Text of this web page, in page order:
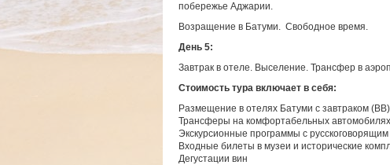
побережье Аджарии.
Возращение в Батуми. Свободное время.
День 5:
Завтрак в отеле. Выселение. Трансфер в
Стоимость тура включает в себя:
Размещение в отелях Батуми с завтраком (ВВ)
Трансферы на комфортабельных автомобилях
Экскурсионные программы с русскоговорящим
Входные билеты в музеи и исторические
Дегустации вин